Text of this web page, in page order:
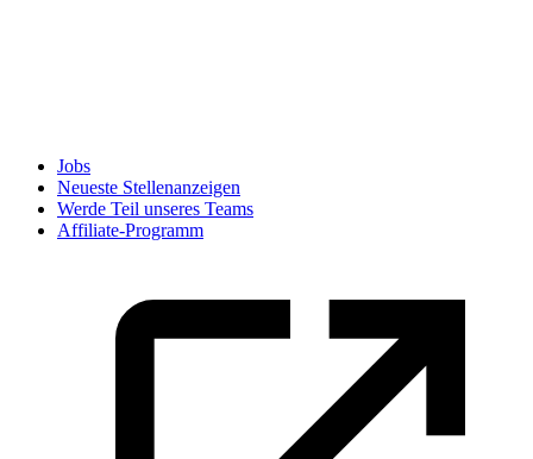
Jobs
Neueste Stellenanzeigen
Werde Teil unseres Teams
Affiliate-Programm